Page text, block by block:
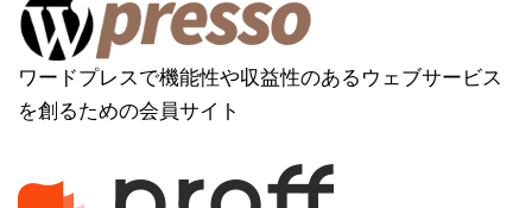
ワードプレスで機能性や収益性のあるウェブサービス
を創るための会員サイト